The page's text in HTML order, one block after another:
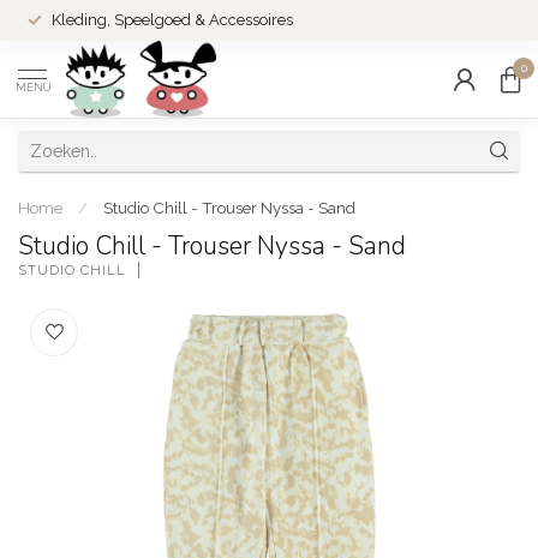
Kleding, Speelgoed & Accessoires
MENU
0
Home / Studio Chill - Trouser Nyssa - Sand
Studio Chill - Trouser Nyssa - Sand
STUDIO CHILL